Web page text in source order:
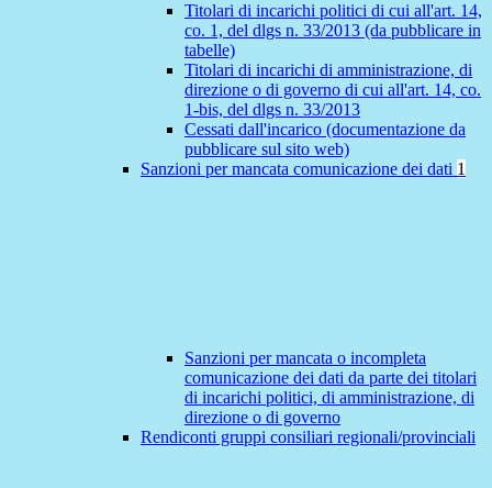
Titolari di incarichi politici di cui all'art. 14,
co. 1, del dlgs n. 33/2013 (da pubblicare in
tabelle)
Titolari di incarichi di amministrazione, di
direzione o di governo di cui all'art. 14, co.
1-bis, del dlgs n. 33/2013
Cessati dall'incarico (documentazione da
pubblicare sul sito web)
Sanzioni per mancata comunicazione dei dati 1
Sanzioni per mancata o incompleta
comunicazione dei dati da parte dei titolari
di incarichi politici, di amministrazione, di
direzione o di governo
Rendiconti gruppi consiliari regionali/provinciali